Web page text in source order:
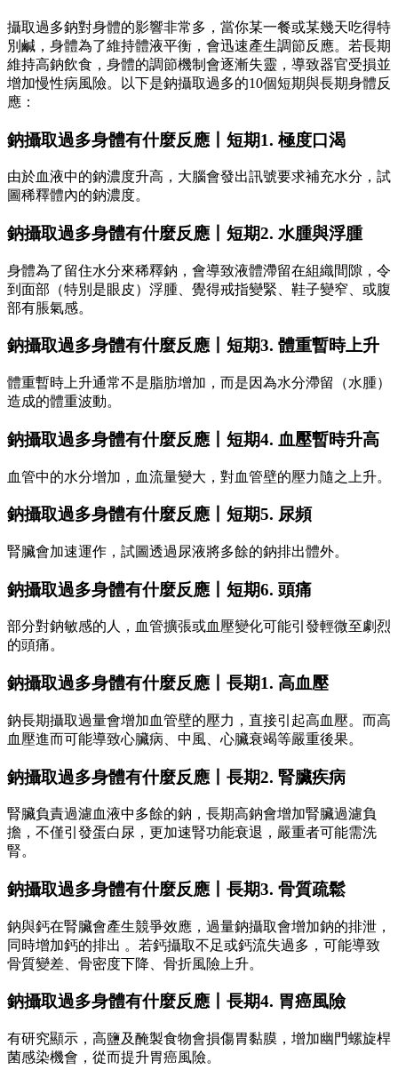
攝取過多鈉對身體的影響非常多，當你某一餐或某幾天吃得特
別鹹，身體為了維持體液平衡，會迅速產生調節反應。若長期
維持高鈉飲食，身體的調節機制會逐漸失靈，導致器官受損並
增加慢性病風險。以下是鈉攝取過多的10個短期與長期身體反
應：
鈉攝取過多身體有什麼反應丨短期1. 極度口渴
由於血液中的鈉濃度升高，大腦會發出訊號要求補充水分，試
圖稀釋體內的鈉濃度。
鈉攝取過多身體有什麼反應丨短期2. 水腫與浮腫
身體為了留住水分來稀釋鈉，會導致液體滯留在組織間隙，令
到面部（特別是眼皮）浮腫、覺得戒指變緊、鞋子變窄、或腹
部有脹氣感。
鈉攝取過多身體有什麼反應丨短期3. 體重暫時上升
體重暫時上升通常不是脂肪增加，而是因為水分滯留（水腫）
造成的體重波動。
鈉攝取過多身體有什麼反應丨短期4. 血壓暫時升高
血管中的水分增加，血流量變大，對血管壁的壓力隨之上升。
鈉攝取過多身體有什麼反應丨短期5. 尿頻
腎臟會加速運作，試圖透過尿液將多餘的鈉排出體外。
鈉攝取過多身體有什麼反應丨短期6. 頭痛
部分對鈉敏感的人，血管擴張或血壓變化可能引發輕微至劇烈
的頭痛。
鈉攝取過多身體有什麼反應丨長期1. 高血壓
鈉長期攝取過量會增加血管壁的壓力，直接引起高血壓。而高
血壓進而可能導致心臟病、中風、心臟衰竭等嚴重後果。
鈉攝取過多身體有什麼反應丨長期2. 腎臟疾病
腎臟負責過濾血液中多餘的鈉，長期高鈉會增加腎臟過濾負
擔，不僅引發蛋白尿，更加速腎功能衰退，嚴重者可能需洗
腎。
鈉攝取過多身體有什麼反應丨長期3. 骨質疏鬆
鈉與鈣在腎臟會產生競爭效應，過量鈉攝取會增加鈉的排泄，
同時增加鈣的排出 。若鈣攝取不足或鈣流失過多，可能導致
骨質變差、骨密度下降、骨折風險上升。
鈉攝取過多身體有什麼反應丨長期4. 胃癌風險
有研究顯示，高鹽及醃製食物會損傷胃黏膜，增加幽門螺旋桿
菌感染機會，從而提升胃癌風險。